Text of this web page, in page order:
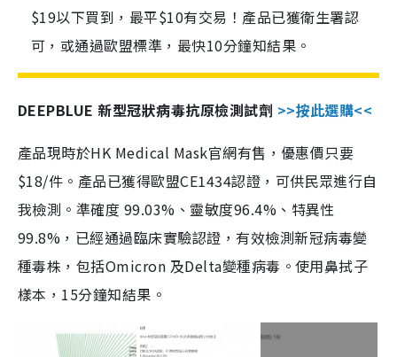
$19以下買到，最平$10有交易！產品已獲衛生署認
可，或通過歐盟標準，最快10分鐘知結果。
DEEPBLUE 新型冠狀病毒抗原檢測試劑 >>按此選購<<
產品現時於HK Medical Mask官網有售，優惠價只要
$18/件。產品已獲得歐盟CE1434認證，可供民眾進行自
我檢測。準確度 99.03%、靈敏度96.4%、特異性
99.8%，已經通過臨床實驗認證，有效檢測新冠病毒變
種毒株，包括Omicron 及Delta變種病毒。使用鼻拭子
樣本，15分鐘知結果。